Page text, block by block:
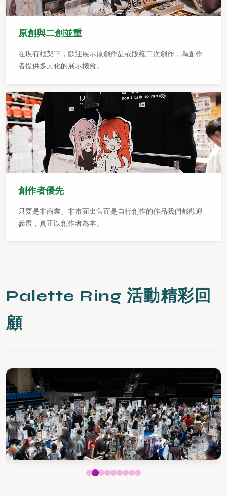
原創與二創並重
在現有框架下，歡迎展示原創作品或版權二次創作，為創作
者提供多元化的展示機會。
創作者優先
只要是非商業、非市面出售而是自行創作的作品我們都歡迎
參展，真正以創作者為本。
Palette Ring 活動精彩回
顧